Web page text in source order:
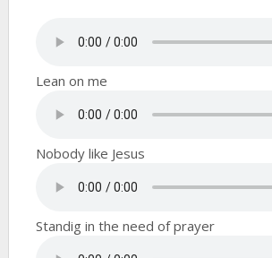
Lean on me
Nobody like Jesus
Standig in the need of prayer